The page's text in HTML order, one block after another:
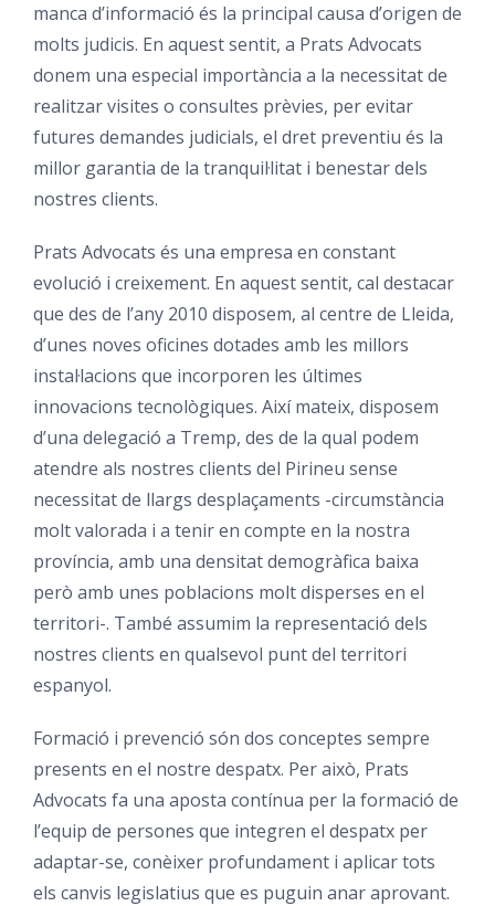
manca d’informació és la principal causa d’origen de
molts judicis. En aquest sentit, a Prats Advocats
donem una especial importància a la necessitat de
realitzar visites o consultes prèvies, per evitar
futures demandes judicials, el dret preventiu és la
millor garantia de la tranquil·litat i benestar dels
nostres clients.
Prats Advocats és una empresa en constant
evolució i creixement. En aquest sentit, cal destacar
que des de l’any 2010 disposem, al centre de Lleida,
d’unes noves oficines dotades amb les millors
instal·lacions que incorporen les últimes
innovacions tecnològiques. Així mateix, disposem
d’una delegació a Tremp, des de la qual podem
atendre als nostres clients del Pirineu sense
necessitat de llargs desplaçaments -circumstància
molt valorada i a tenir en compte en la nostra
província, amb una densitat demogràfica baixa
però amb unes poblacions molt disperses en el
territori-. També assumim la representació dels
nostres clients en qualsevol punt del territori
espanyol.
Formació i prevenció són dos conceptes sempre
presents en el nostre despatx. Per això, Prats
Advocats fa una aposta contínua per la formació de
l’equip de persones que integren el despatx per
adaptar-se, conèixer profundament i aplicar tots
els canvis legislatius que es puguin anar aprovant.